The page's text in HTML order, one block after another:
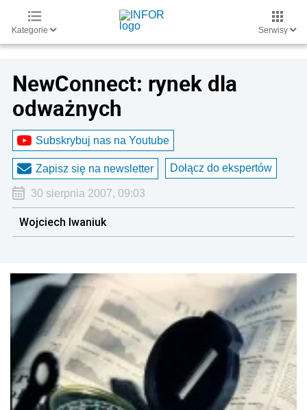
Kategorie Serwisy
NewConnect: rynek dla
odważnych
Subskrybuj nas na Youtube
Zapisz się na newsletter Dołącz do ekspertów
30 sierpnia 2007, 09:03
Wojciech Iwaniuk